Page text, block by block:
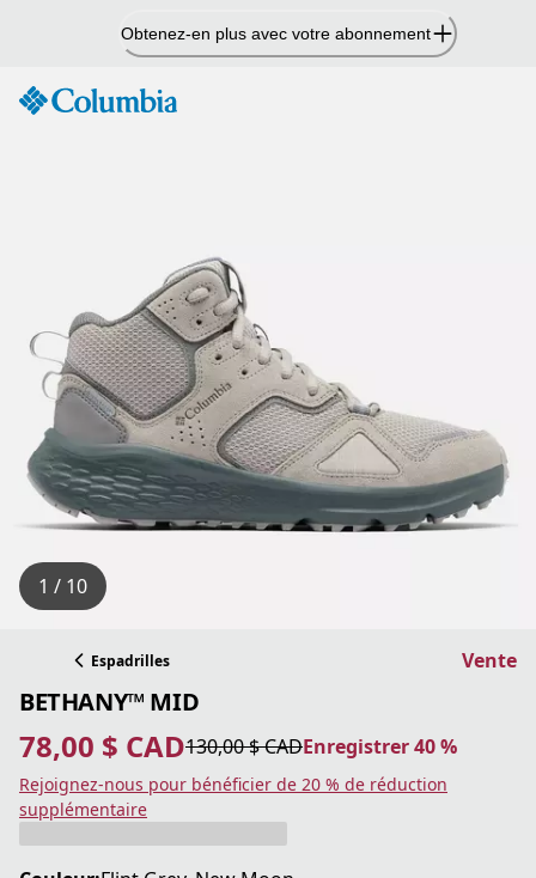
Obtenez-en plus avec votre abonnement
1 / 10
Espadrilles Vente
BETHANY™ MID
78,00 $ CAD
prix actuel 78,00 $ CAD130,00 $ CAD
prix original 130,00 $ CAD Enregistrer 40 %
Enregistrer 40 %
Rejoignez-nous pour bénéficier de 20 % de réduction
supplémentaire